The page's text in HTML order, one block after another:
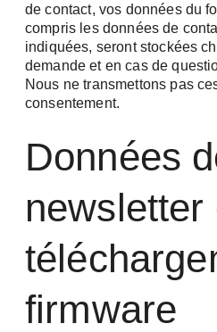
de contact, vos données du
compris les données de
indiquées, seront stockées
demande et en cas de
Nous ne transmettons pas
consentement.
Données
newsletter
firmware